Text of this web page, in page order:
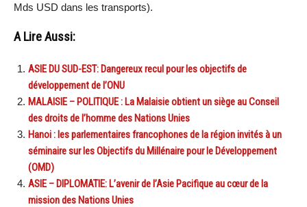
Mds USD dans les transports).
A Lire Aussi:
ASIE DU SUD-EST: Dangereux recul pour les objectifs de
développement de l’ONU
MALAISIE – POLITIQUE : La Malaisie obtient un siège au Conseil
des droits de l’homme des Nations Unies
Hanoi : les parlementaires francophones de la région invités à un
séminaire sur les Objectifs du Millénaire pour le Développement
(OMD)
ASIE – DIPLOMATIE: L’avenir de l’Asie Pacifique au cœur de la
mission des Nations Unies